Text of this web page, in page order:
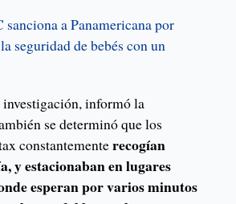
sanciona a Panamericana por
seguridad de bebés con un
investigación, informó la
se determinó que los
constantementerecogían
y estacionaban en lugares
esperan por varios minutos